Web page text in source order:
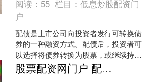
阅读： 55 栏目：低息炒股配资门
户
配债是上市公司向投资者发行可转换债
券的一种融资方式。配债后，投资者可
以选择将债券转换为股票，或继续持有
债券。配债对股票价格走势的影响主要
取决于以下因素： * *....
股票配资网门户 配债后股票何时可售？把握时机，优化收益